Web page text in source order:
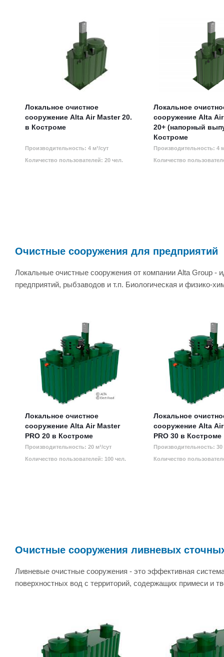
Локальное очистное
сооружение Alta Air Master 20.
в Костроме
Производительность: 4 м³/сут
Количество пользователей: 20 чел.
Локальное
сооружение Alta
20+ (напорный
Костроме
Производительность: 4
Количество
Очистные сооружения для предприятий
Локальные очистные сооружения от компании Alta Group -
предприятий, рыбзаводов и т.п. Биологическая и физико-
Локальное очистное
сооружение Alta Air Master
PRO 20 в Костроме
Производительность: 20 м³/сут
Количество пользователей: 100 чел.
Локальное
сооружение Alta
PRO 30 в Костроме
Производительность: 30
Количество
Очистные сооружения ливневых
Ливневые очистные сооружения - это эффективная
поверхностных вод с территорий, содержащих примеси и